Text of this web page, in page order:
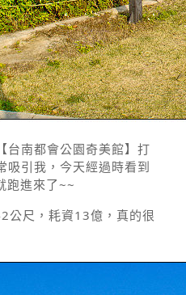
台南都會公園奇美館】打
吸引我，今天經過時看到
跑進來了~~
公尺，耗資13億，真的很